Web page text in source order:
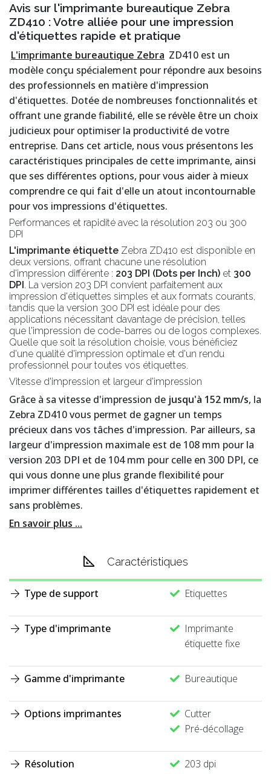
Avis sur l'imprimante bureautique Zebra
ZD410 : Votre alliée pour une impression
d'étiquettes rapide et pratique
L'imprimante bureautique Zebra ZD410 est un
modèle conçu spécialement pour répondre aux besoins
des professionnels en matière d'impression
d'étiquettes. Dotée de nombreuses fonctionnalités et
offrant une grande fiabilité, elle se révèle être un choix
judicieux pour optimiser la productivité de votre
entreprise. Dans cet article, nous vous présentons les
caractéristiques principales de cette imprimante, ainsi
que ses différentes options, pour vous aider à mieux
comprendre ce qui fait d'elle un atout incontournable
pour vos impressions d'étiquettes.
Performances et rapidité avec la résolution 203 ou 300
DPI
L'imprimante étiquette Zebra ZD410 est disponible en
deux versions, offrant chacune une résolution
d'impression différente : 203 DPI (Dots per Inch) et 300
DPI. La version 203 DPI convient parfaitement aux
impression d'étiquettes simples et aux formats courants,
tandis que la version 300 DPI est idéale pour des
applications nécessitant davantage de précision, telles
que l'impression de code-barres ou de logos complexes.
Quelle que soit la résolution choisie, vous bénéficiez
d'une qualité d'impression optimale et d'un rendu
professionnel pour toutes vos étiquettes.
Vitesse d'impression et largeur d'impression
Grâce à sa vitesse d'impression de jusqu'à 152 mm/s, la
Zebra ZD410 vous permet de gagner un temps
précieux dans vos tâches d'impression. Par ailleurs, sa
largeur d'impression maximale est de 108 mm pour la
version 203 DPI et de 104 mm pour celle en 300 DPI, ce
qui vous donne une plus grande flexibilité pour
imprimer différentes tailles d'étiquettes rapidement et
sans problèmes.
En savoir plus ...
Caractéristiques
Type de support Etiquettes
Type d'imprimante
Imprimante
étiquette fixe
Gamme d'imprimante Bureautique
Options imprimantes
Cutter
Pré-décollage
Résolution
203 dpi